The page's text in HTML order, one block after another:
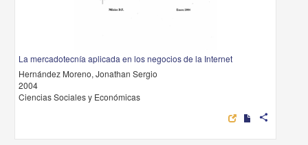
La mercadotecnía aplicada en los negocios de la Internet
Hernández Moreno, Jonathan Sergio
2004
Ciencias Sociales y Económicas
share